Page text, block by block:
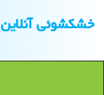
خشكشوئی آنلاین